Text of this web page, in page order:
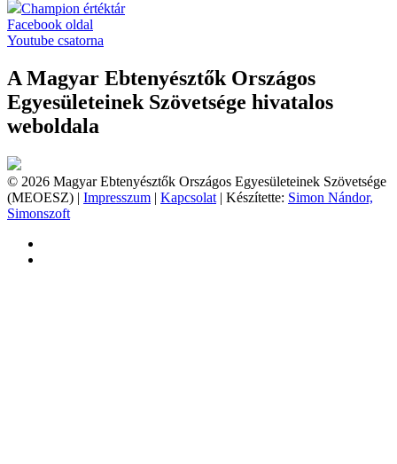
Champion értéktár
Facebook oldal
Youtube csatorna
A Magyar Ebtenyésztők Országos
Egyesületeinek Szövetsége hivatalos
weboldala
© 2026 Magyar Ebtenyésztők Országos Egyesületeinek Szövetsége
(MEOESZ) | Impresszum | Kapcsolat | Készítette: Simon Nándor,
Simonszoft